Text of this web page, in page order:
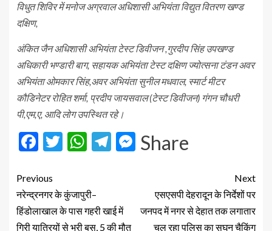
विधुत शिविर में मनोज अग्रवाल अधिशासी अभियंता विद्युत वितरण खण्ड
दक्षिण,
अंकित जैन अधिशासी अभियंता टेस्ट डिवीजन ,गुरदीप सिंह उपखण्ड
अधिकारी भण्डारी बाग, सहायक अभियंता टेस्ट दक्षिण ज्योत्सना टंडन अवर
अभियंता ओमकार सिंह,अवर अभियंता सुनील मधवाल, स्मार्ट मीटर
कौडिनेटर रोहित शर्मा, प्रदीप जायसवाल (टेस्ट डिवीजन) गंगन चौधरी
पी,एम,ए, आदि लोग उपस्थित रहे।
Facebook
Twitter
WhatsApp
Telegram
Messenger
Share
Previous
नरेन्द्रनगर के कुंजापुरी–
हिंडोलाखाल के पास गहरी खाई में
गिरी यात्रियों से भरी बस, 5 की मौत
Next
एसएसपी देहरादून के निर्देशों पर
जनपद में नगर से देहात तक लगातार
चल रहा पुलिस का सघन चैकिंग